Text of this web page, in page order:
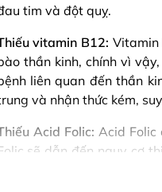
tim và đột quỵ.
vitamin B12:
thần kinh, chính vì
liên quan đến thần
và nhận thức kém,
Acid Folic: Acid Folic
sẽ dẫn đến nguy cơ
nhi dễ bị khuyết tật ống